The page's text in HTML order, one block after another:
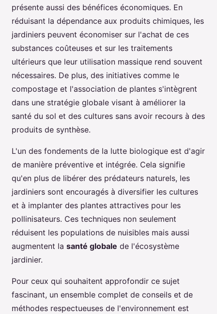
présente aussi des bénéfices économiques. En
réduisant la dépendance aux produits chimiques, les
jardiniers peuvent économiser sur l'achat de ces
substances coûteuses et sur les traitements
ultérieurs que leur utilisation massique rend souvent
nécessaires. De plus, des initiatives comme le
compostage et l'association de plantes s'intègrent
dans une stratégie globale visant à améliorer la
santé du sol et des cultures sans avoir recours à des
produits de synthèse.
L'un des fondements de la lutte biologique est d'agir
de manière préventive et intégrée. Cela signifie
qu'en plus de libérer des prédateurs naturels, les
jardiniers sont encouragés à diversifier les cultures
et à implanter des plantes attractives pour les
pollinisateurs. Ces techniques non seulement
réduisent les populations de nuisibles mais aussi
augmentent la santé globale de l'écosystème
jardinier.
Pour ceux qui souhaitent approfondir ce sujet
fascinant, un ensemble complet de conseils et de
méthodes respectueuses de l'environnement est